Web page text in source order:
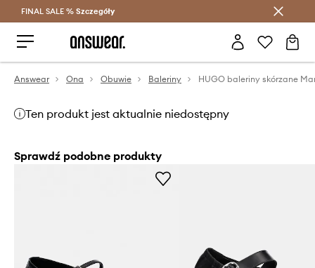
Oszczędzaj z Answear Club >
FINAL SALE % Szczegóły
Answear Ona Obuwie Baleriny HUGO baleriny skórzane
Ten produkt jest aktualnie niedostępny
Sprawdź podobne produkty